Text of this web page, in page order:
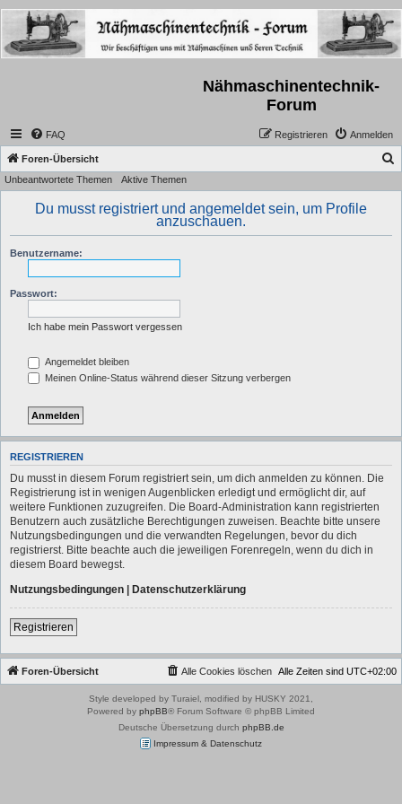
Nähmaschinentechnik-
Forum
FAQ Anmelden
Registrieren
Foren-Übersicht
Unbeantwortete Themen Aktive Themen
Du musst registriert und angemeldet sein, um Profile
anzuschauen.
Benutzername:
Passwort:
Ich habe mein Passwort vergessen
Angemeldet bleiben
Meinen Online-Status während dieser Sitzung verbergen
REGISTRIEREN
Du musst in diesem Forum registriert sein, um dich anmelden zu können. Die
Registrierung ist in wenigen Augenblicken erledigt und ermöglicht dir, auf
weitere Funktionen zuzugreifen. Die Board-Administration kann registrierten
Benutzern auch zusätzliche Berechtigungen zuweisen. Beachte bitte unsere
Nutzungsbedingungen und die verwandten Regelungen, bevor du dich
registrierst. Bitte beachte auch die jeweiligen Forenregeln, wenn du dich in
diesem Board bewegst.
Nutzungsbedingungen | Datenschutzerklärung
Registrieren
Foren-Übersicht Alle Zeiten sind UTC+02:00
Alle Cookies löschen
Style developed by Turaiel, modified by HUSKY 2021,
Powered by phpBB® Forum Software © phpBB Limited
Deutsche Übersetzung durch phpBB.de
Impressum & Datenschutz